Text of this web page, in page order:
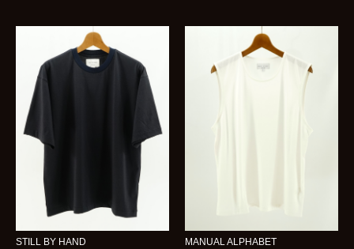
STILL BY HAND
MANUAL ALPHABET